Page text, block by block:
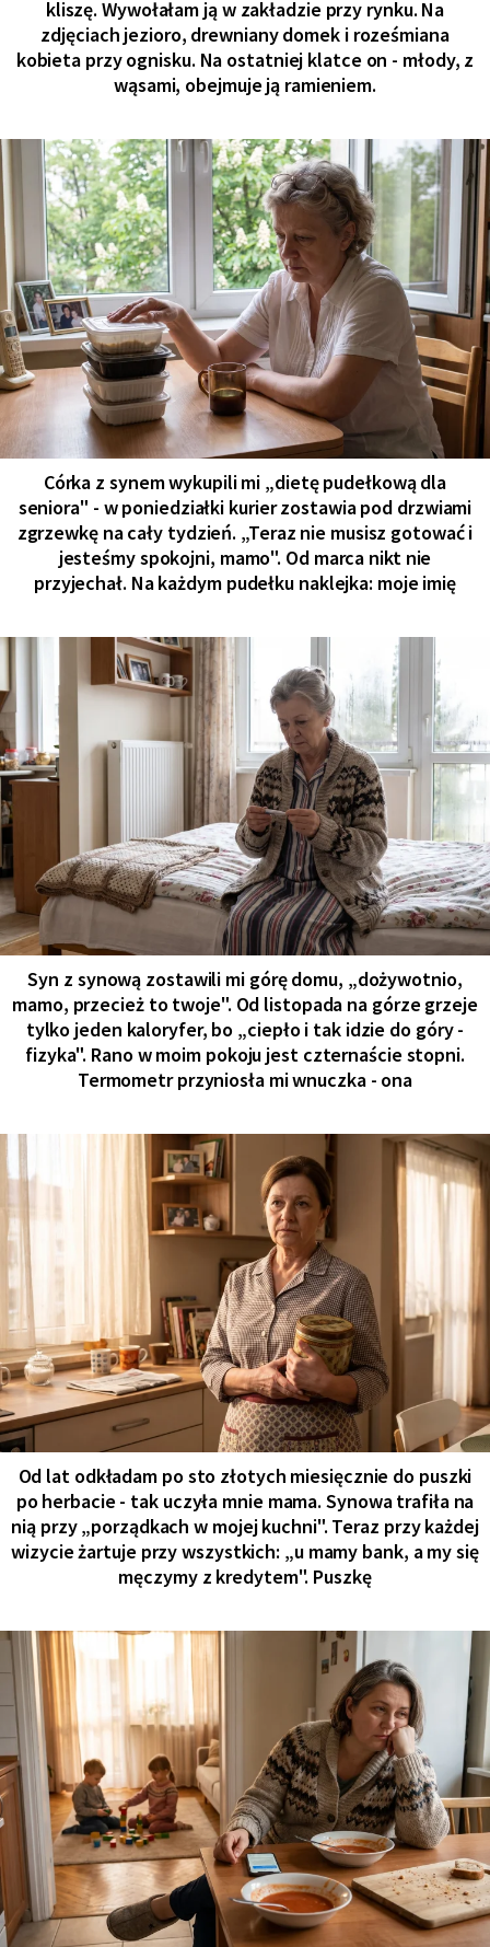
kliszę. Wywołałam ją w zakładzie przy rynku. Na
zdjęciach jezioro, drewniany domek i roześmiana
kobieta przy ognisku. Na ostatniej klatce on - młody, z
wąsami, obejmuje ją ramieniem.
Córka z synem wykupili mi „dietę pudełkową dla
seniora" - w poniedziałki kurier zostawia pod drzwiami
zgrzewkę na cały tydzień. „Teraz nie musisz gotować i
jesteśmy spokojni, mamo". Od marca nikt nie
przyjechał. Na każdym pudełku naklejka: moje imię
Syn z synową zostawili mi górę domu, „dożywotnio,
mamo, przecież to twoje". Od listopada na górze grzeje
tylko jeden kaloryfer, bo „ciepło i tak idzie do góry -
fizyka". Rano w moim pokoju jest czternaście stopni.
Termometr przyniosła mi wnuczka - ona
Od lat odkładam po sto złotych miesięcznie do puszki
po herbacie - tak uczyła mnie mama. Synowa trafiła na
nią przy „porządkach w mojej kuchni". Teraz przy każdej
wizycie żartuje przy wszystkich: „u mamy bank, a my się
męczymy z kredytem". Puszkę